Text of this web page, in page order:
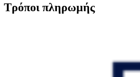
Τρόποι πληρωμής